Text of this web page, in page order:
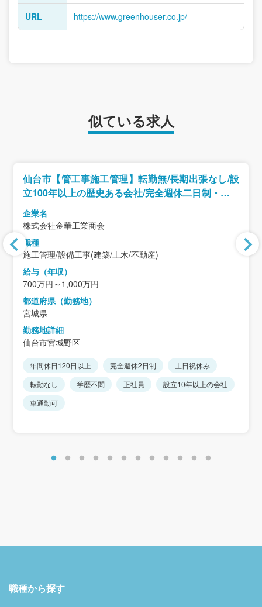
URL https://www.greenhouser.co.jp/
似ている求人
仙台市【管工事施工管理】転勤無/長期出張なし/設
立100年以上の歴史ある会社/完全週休二日制・年休
129日
企業名
株式会社金華工業商会
職種
施工管理/設備工事(建築/土木/不動産)
給与（年収）
700万円～1,000万円
都道府県（勤務地）
宮城県
勤務地詳細
仙台市宮城野区
年間休日120日以上 完全週休2日制
土日祝休み
転勤なし
学歴不問 正社員
設立10年以上の会社
車通勤可
職種から探す